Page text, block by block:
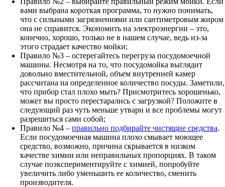
вами выбрана короткая программа, то нужно понимать,
что с сильными загрязнениями или сантиметровым жиром
она не справится. Экономить на электроэнергии – это,
конечно, хорошо, только не в нашем случае, ведь из-за
этого страдает качество мойки;
Правило №3 – остерегайтесь перегруза посудомоечной
машины. Несмотря на то, что посудомойка выглядит
довольно вместительной, объем внутренней камер
рассчитана на определенное количество посуды. Заметили,
что прибор стал плохо мыть? Присмотритесь хорошенько,
может вы просто перестарались с загрузкой? Положите в
следующий раз чуть меньше утвари и все проблемы могут
разрешиться сами собой;
Правило №4 – правильно подбирайте чистящие средства.
Если посудомоечная машина плохо смывает моющее
средство, возможно, причина скрывается в низком
качестве химии или неправильных пропорциях. В таком
случае поэкспериментируйте с химией, попробуйте
увеличить либо уменьшить ее количество, сменить
производителя.